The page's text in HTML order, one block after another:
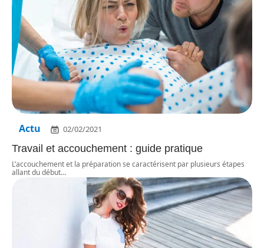
Actu 02/02/2021
Travail et accouchement : guide pratique
L’accouchement et la préparation se caractérisent par plusieurs étapes
allant du début…